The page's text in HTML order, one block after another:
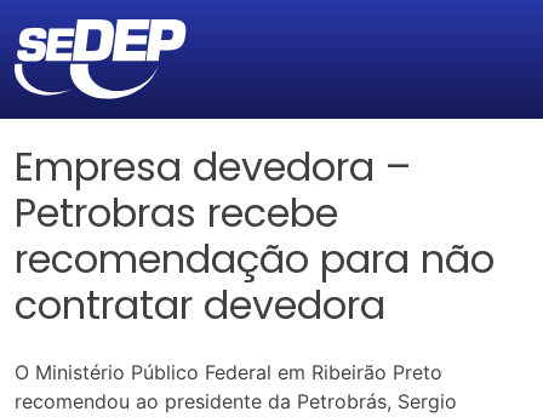
Empresa devedora –
Petrobras recebe
recomendação para não
contratar devedora
O Ministério Público Federal em Ribeirão Preto
recomendou ao presidente da Petrobrás, Sergio